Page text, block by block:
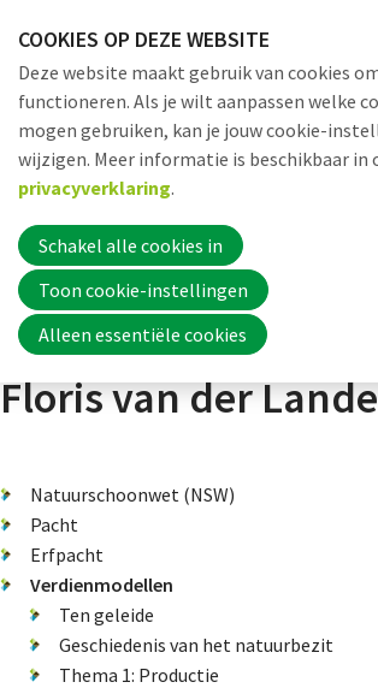
links
over
Jump
to
navigation
to
main
content
Dossiers Verdienmodellen Thema 3:
Interview: Caroline
Floris van der Lande
Natuurschoonwet (NSW)
Pacht
Erfpacht
Verdienmodellen
Ten geleide
Geschiedenis van het natuurbezit
Thema 1: Productie
COOKIES OP DEZE WEBSITE
Deze website maakt gebruik van cookies
functioneren. Als je wilt aanpassen welke
mogen gebruiken, kan je jouw cookie-
wijzigen. Meer informatie is beschikbaar in
privacyverklaring.
Schakel alle cookies in
Toon cookie-instellingen
Alleen essentiële cookies